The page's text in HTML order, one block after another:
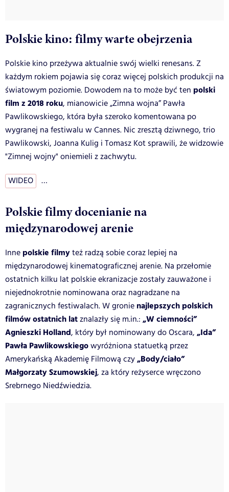
Polskie kino: filmy warte obejrzenia
Polskie kino przeżywa aktualnie swój wielki renesans. Z
każdym rokiem pojawia się coraz więcej polskich produkcji na
światowym poziomie. Dowodem na to może być ten polski
film z 2018 roku, mianowicie „Zimna wojna” Pawła
Pawlikowskiego, która była szeroko komentowana po
wygranej na festiwalu w Cannes. Nic zresztą dziwnego, trio
Pawlikowski, Joanna Kulig i Tomasz Kot sprawili, że widzowie
"Zimnej wojny" oniemieli z zachwytu.
WIDEO …
Polskie filmy docenianie na
międzynarodowej arenie
Inne polskie filmyteż radzą sobie coraz lepiej na
międzynarodowej kinematograficznej arenie. Na przełomie
ostatnich kilku lat polskie ekranizacje zostały zauważone i
niejednokrotnie nominowana oraz nagradzane na
zagranicznych festiwalach. W gronie najlepszych polskich
filmów ostatnich latznalazły się m.in.: „W ciemności”
Agnieszki Holland, który był nominowany do Oscara, „Ida”
Pawła Pawlikowskiegowyróżniona statuetką przez
Amerykańską Akademię Filmową czy„Body/ciało”
Małgorzaty Szumowskiej, za który reżyserce wręczono
Srebrnego Niedźwiedzia.